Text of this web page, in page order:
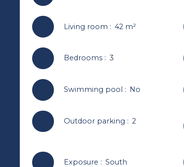
Living room : 42 m²
Bedrooms: 3
Swimming pool : No
Outdoor parking : 2
Exposure : South